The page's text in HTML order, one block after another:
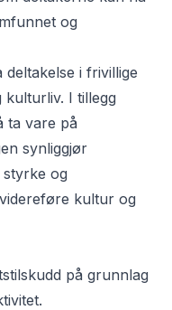
og
i frivillige
kulturliv. I tillegg
ta vare på
synliggjør
og
kultur og
på grunnlag